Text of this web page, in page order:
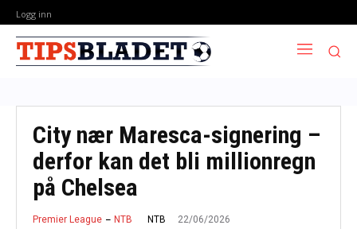
Logg inn
City nær Maresca-signering –
derfor kan det bli millionregn
på Chelsea
Premier League NTB NTB 22/06/2026